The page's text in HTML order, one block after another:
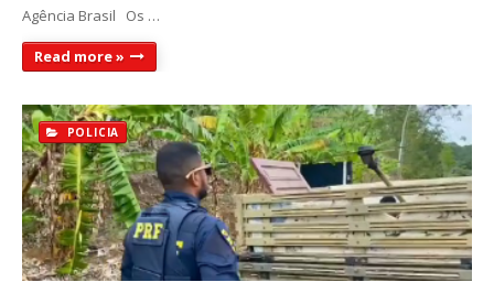
Agência Brasil Os …
Read more »
POLICIA